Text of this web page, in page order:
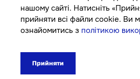
© Autocolor, 2026
нашому сайті. Натисніть
прийняти всі файли cookie. Ви
ознайомитись з політикою
Прийняти